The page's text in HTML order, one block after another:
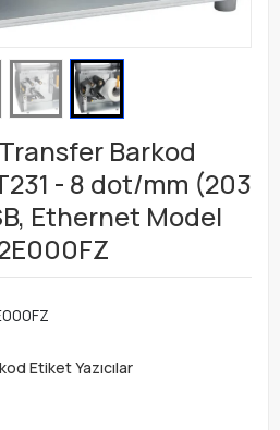
Barkod
- 8 dot/mm (203
Ethernet Model
Etiket Yazıcılar